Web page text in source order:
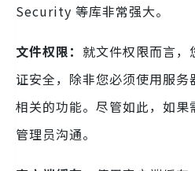
Security 等库非常强大。
文件权限： 就文件权限而言，
证安全，除非您必须使用服
相关的功能。尽管如此，如
管理员沟通。